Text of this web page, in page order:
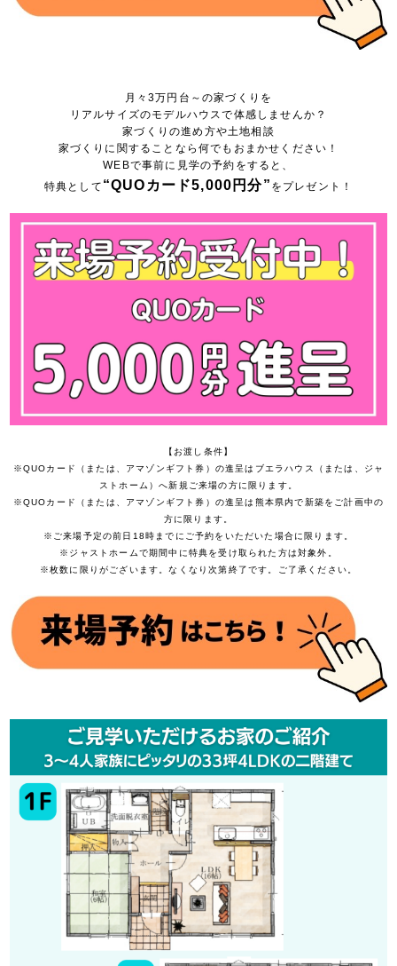
月々3万円台～の家づくりを
リアルサイズのモデルハウスで体感しませんか？
家づくりの進め方や土地相談
家づくりに関することなら何でもおまかせください！
WEBで事前に見学の予約をすると、
特典として “QUOカード5,000円分” をプレゼント！
【お渡し条件】
※QUOカード（または、アマゾンギフト券）の進呈はブエラハウス（または、ジャ
ストホーム）へ新規ご来場の方に限ります。
※QUOカード（または、アマゾンギフト券）の進呈は熊本県内で新築をご計画中の
方に限ります。
※ご来場予定の前日18時までにご予約をいただいた場合に限ります。
※ジャストホームで期間中に特典を受け取られた方は対象外。
※枚数に限りがございます。なくなり次第終了です。ご了承ください。